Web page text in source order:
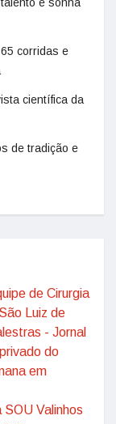
e sonha
corridas e
científica da
de tradição e
de Cirurgia
Luiz de
- Jornal
do
em
Valinhos